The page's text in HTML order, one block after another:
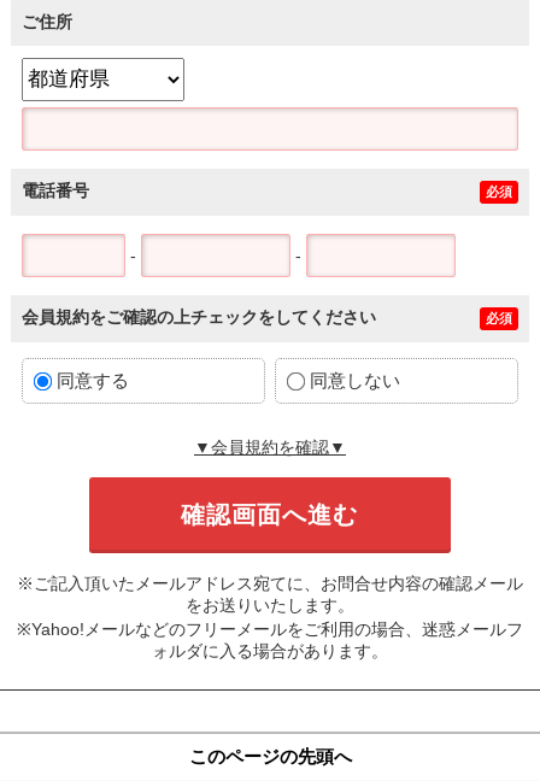
ご住所
電話番号 必須
- -
会員規約をご確認の上チェックをしてください 必須
同意する 同意しない
▼会員規約を確認▼
※ご記入頂いたメールアドレス宛てに、お問合せ内容の確認メール
をお送りいたします。
※Yahoo!メールなどのフリーメールをご利用の場合、迷惑メールフ
ォルダに入る場合があります。
このページの先頭へ